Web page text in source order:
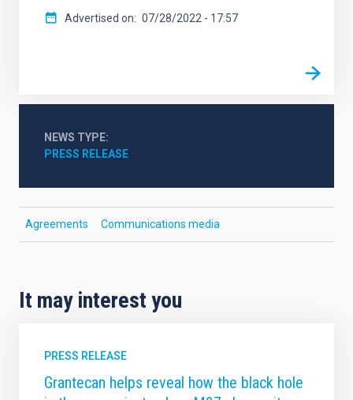
Advertised on 07/28/2022 - 17:57
NEWS TYPE
PRESS RELEASE
Agreements Communications media
It may interest you
PRESS RELEASE
Grantecan helps reveal how the black hole